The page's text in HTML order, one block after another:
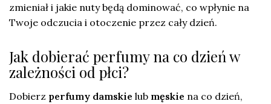
zmieniał i jakie nuty będą dominować, co wpłynie na
Twoje odczucia i otoczenie przez cały dzień.
Jak dobierać perfumy na co dzień w
zależności od płci?
Dobierz perfumy damskie lub męskie na co dzień,